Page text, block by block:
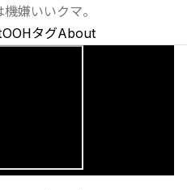
嫌いいクマ。
OOHタグAbout